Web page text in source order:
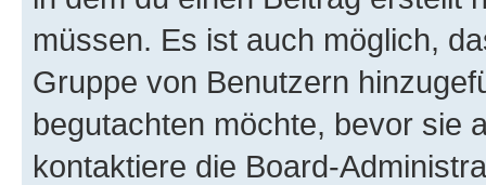
müssen. Es ist auch möglich,
Gruppe von Benutzern
begutachten möchte, bevor sie
kontaktiere die Board-